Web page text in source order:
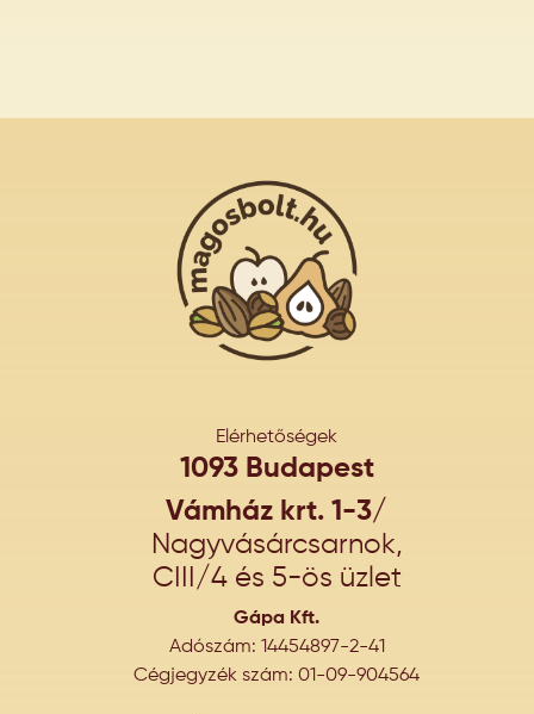
Elérhetőségek
1093 Budapest
Vámház krt. 1-3/
Nagyvásárcsarnok,
CIII/4 és 5-ös üzlet
Gápa Kft.
Adószám: 14454897-2-41
Cégjegyzék szám: 01-09-904564